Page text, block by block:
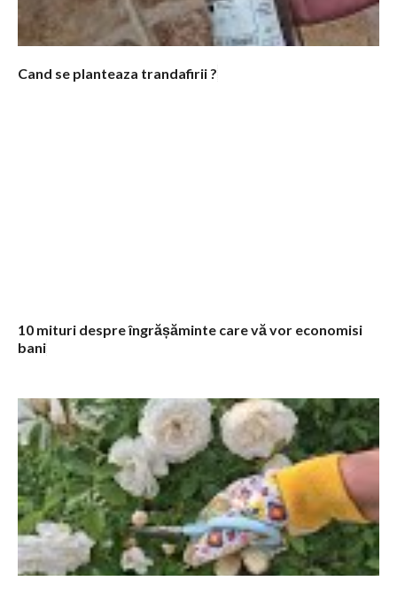
Cand se planteaza trandafirii ?
10 mituri despre îngrășăminte care vă vor economisi
bani